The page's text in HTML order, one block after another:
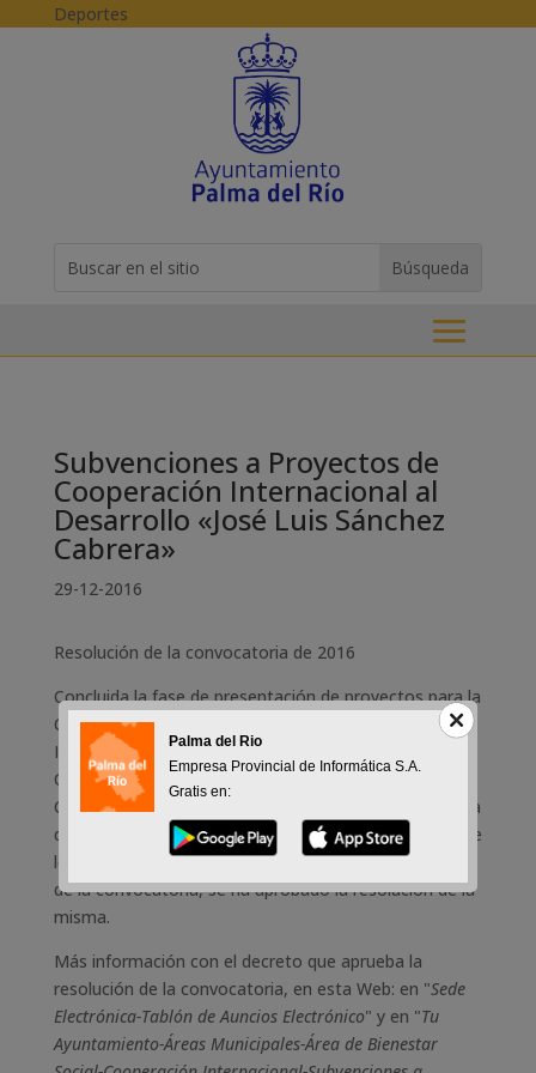
Skip to content
Deportes
for...
Subvenciones a Proyectos de
Cooperación Internacional al
Desarrollo «José Luis Sánchez
Cabrera»
29-12-2016
Resolución de la convocatoria de 2016
Concluida la fase de presentación de proyectos para la
Convocatoria de Ayudas a Proyectos de Cooperación
Internacional al Desarrollo "José Luis Sánchez
Cabrera" del ejercicio 2016, de la Delegación de
Cooperación Internacional del Ayuntamiento de Palma
del Río, y una vez realizado el estudio y baremación de
los mismos, atendiendo a lo establecido en las bases
de la convocatoria, se ha aprobado la resolución de la
misma.
Más información con el decreto que aprueba la
resolución de la convocatoria, en esta Web: en "Sede
Electrónica-Tablón de Auncios Electrónico" y en "Tu
Ayuntamiento-Áreas Municipales-Área de Bienestar
Palma del Rio
Empresa Provincial de Informática S.A.
Gratis en: